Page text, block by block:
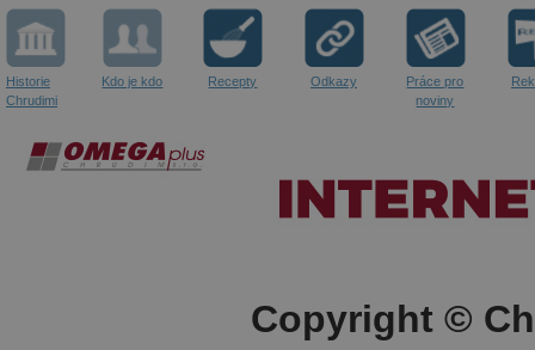
Historie
Chrudimi
Kdo je kdo Recepty Odkazy
Práce pro
noviny
Copyright ©